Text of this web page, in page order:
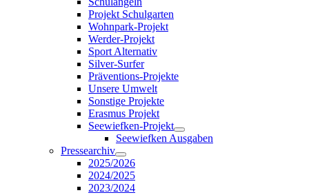
Projekt Schulgarten
Wohnpark-Projekt
Werder-Projekt
Sport Alternativ
Silver-Surfer
Präventions-Projekte
Unsere Umwelt
Sonstige Projekte
Erasmus Projekt
Seewiefken-Projekt
Seewiefken Ausgaben
Pressearchiv
2025/2026
2024/2025
2023/2024